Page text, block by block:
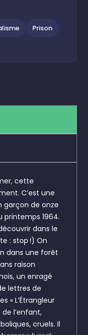
Prison
cette
C’est une
garçon de onze
printemps 1964.
dans le
: stop !) On
dans une forêt
raison
un enragé
lettres de
« L’Étrangleur
l’enfant,
cruels. Il